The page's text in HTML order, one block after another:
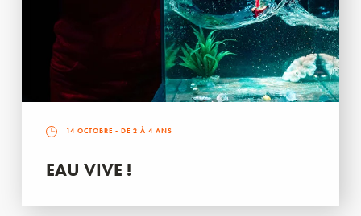
14 OCTOBRE - DE 2 À 4 ANS
EAU VIVE !